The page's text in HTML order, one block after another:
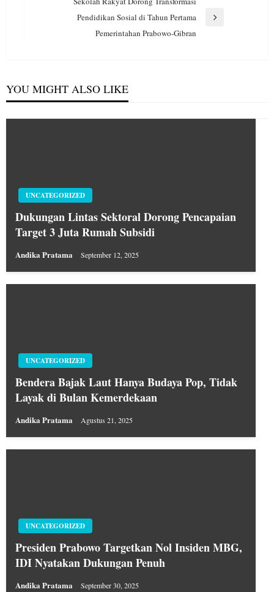
Pendidikan Sosial di Tahun Pertama
Pemerintahan Prabowo-Gibran
YOU MIGHT ALSO LIKE
UNCATEGORIZED
Dukungan Lintas Sektoral Dorong Pencapaian
Target 3 Juta Rumah Subsidi
Andika Pratama September 12, 2025
UNCATEGORIZED
Bendera Bajak Laut Hanya Budaya Pop, Tidak
Layak di Bulan Kemerdekaan
Andika Pratama Agustus 21, 2025
UNCATEGORIZED
Presiden Prabowo Targetkan Nol Insiden MBG,
IDI Nyatakan Dukungan Penuh
Andika Pratama September 30, 2025